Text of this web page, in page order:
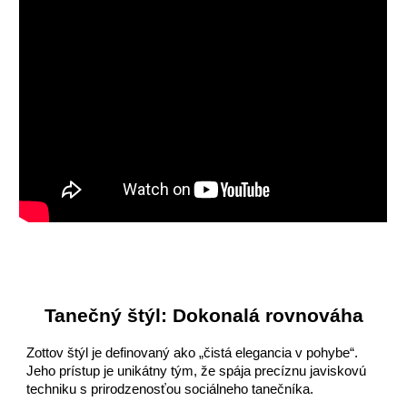
Tanečný štýl: Dokonalá rovnováha
Zottov štýl je definovaný ako „čistá elegancia v pohybe“.
Jeho prístup je unikátny tým, že spája precíznu javiskovú
techniku s prirodzenosťou sociálneho tanečníka.